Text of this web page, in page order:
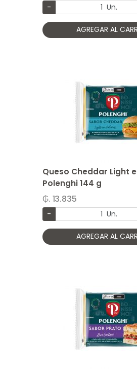
- Un.
AGREGAR AL
Queso Cheddar Light
Polenghi 144 g
₲. 13.835
- Un.
AGREGAR AL